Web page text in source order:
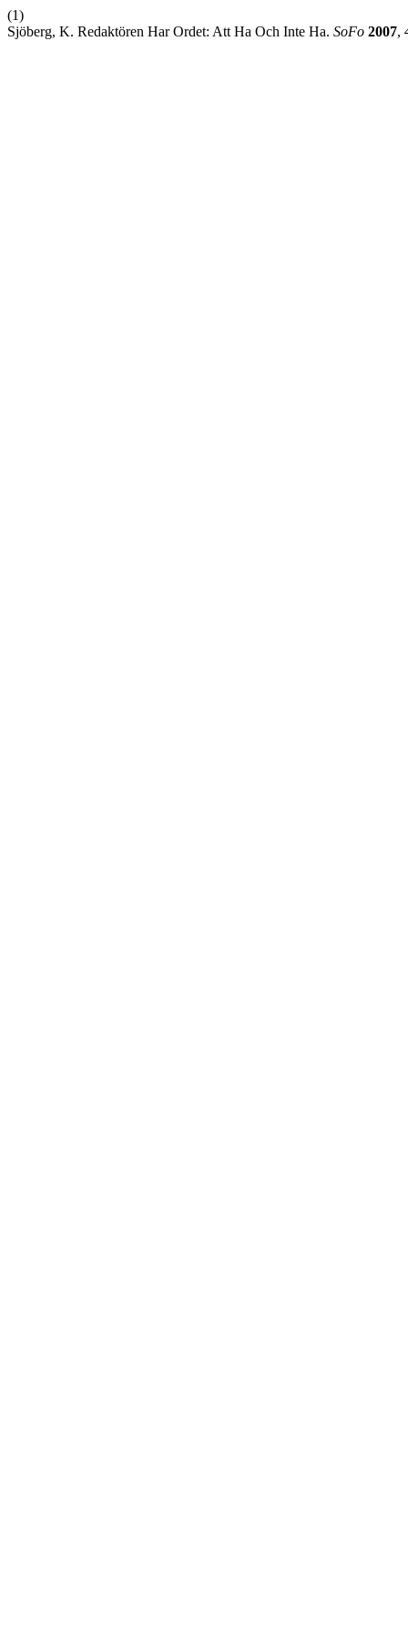
(1)
Sjöberg, K. Redaktören Har Ordet: Att Ha Och Inte Ha. SoFo 2007,